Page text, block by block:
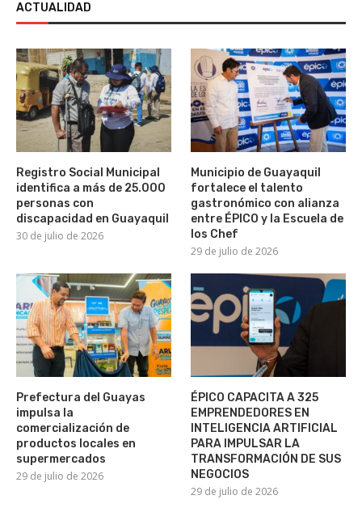
ACTUALIDAD
Registro Social Municipal
identifica a más de 25.000
personas con
discapacidad en Guayaquil
30 de julio de 2026
Municipio de Guayaquil
fortalece el talento
gastronómico con alianza
entre ÉPICO y la Escuela de
los Chef
29 de julio de 2026
Prefectura del Guayas
impulsa la
comercialización de
productos locales en
supermercados
29 de julio de 2026
ÉPICO CAPACITA A 325
EMPRENDEDORES EN
INTELIGENCIA ARTIFICIAL
PARA IMPULSAR LA
TRANSFORMACIÓN DE SUS
NEGOCIOS
29 de julio de 2026